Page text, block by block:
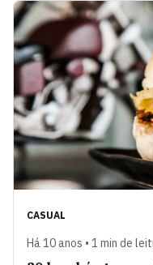
CASUAL
Há 10 anos • 1 min de